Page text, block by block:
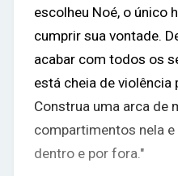
escolheu Noé, o único
cumprir sua vontade.
acabar com todos os
está cheia de violência
Construa uma arca de
compartimentos nela
dentro e por fora."